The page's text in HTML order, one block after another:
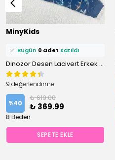
MinyKids
⭐️ Bu ürünü0 kişifavoriledi!
0 kişi
✅ Bugün 0 adet satıldı
Dinozor Desen Lacivert Erkek Çocuk Pijama Takım
9 değerlendirme
%40
₺ 619.00
₺ 369.99
8 Beden
SEPETE EKLE